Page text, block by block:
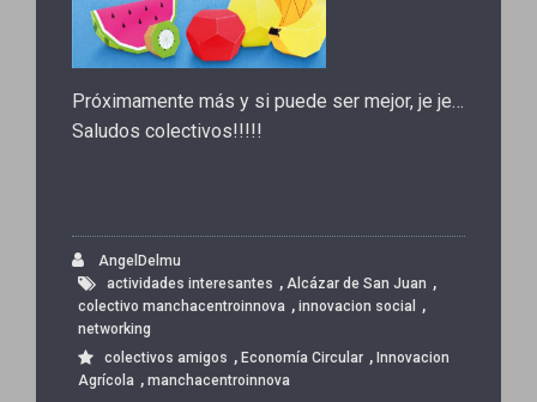
Próximamente más y si puede ser mejor, je je…
Saludos colectivos!!!!!
AngelDelmu
actividades interesantes , Alcázar de San Juan ,
colectivo manchacentroinnova , innovacion social ,
networking
colectivos amigos , Economía Circular , Innovacion
Agrícola , manchacentroinnova